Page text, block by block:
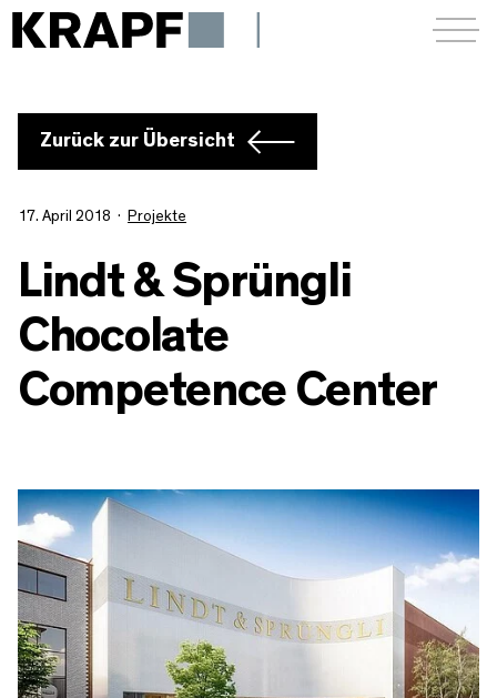
Menü
Zurück zur Übersicht
17. April 2018 Projekte
Lindt & Sprüngli
Chocolate
Competence Center